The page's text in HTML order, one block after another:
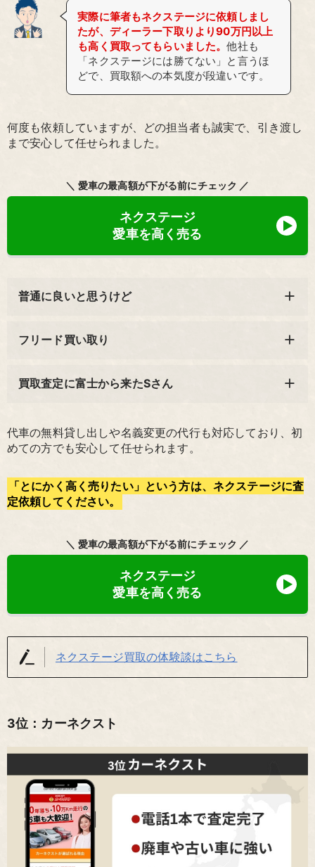
実際に筆者もネクステージに依頼しまし
たが、ディーラー下取りより90万円以上
も高く買取ってもらいました。他社も
「ネクステージには勝てない」と言うほ
どで、買取額への本気度が段違いです。
何度も依頼していますが、どの担当者も誠実で、引き渡し
まで安心して任せられました。
＼ 愛車の最高額が下がる前にチェック ／
ネクステージ
愛車を高く売る
普通に良いと思うけど
フリード買い取り
買取査定に富士から来たSさん
代車の無料貸し出しや名義変更の代行も対応しており、初
めての方でも安心して任せられます。
「とにかく高く売りたい」という方は、ネクステージに査
定依頼してください。
＼ 愛車の最高額が下がる前にチェック ／
ネクステージ
愛車を高く売る
ネクステージ買取の体験談はこちら
3位：カーネクスト